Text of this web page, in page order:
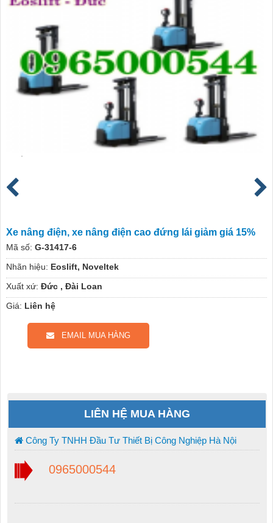
Xe nâng điện, xe nâng điện cao đứng lái giảm giá 15%
Mã số: G-31417-6
Nhãn hiệu: Eoslift, Noveltek
Xuất xứ: Đức , Đài Loan
Giá: Liên hệ
EMAIL MUA HÀNG
LIÊN HỆ MUA HÀNG
Công Ty TNHH Đầu Tư Thiết Bị Công Nghiệp Hà Nội
0965000544